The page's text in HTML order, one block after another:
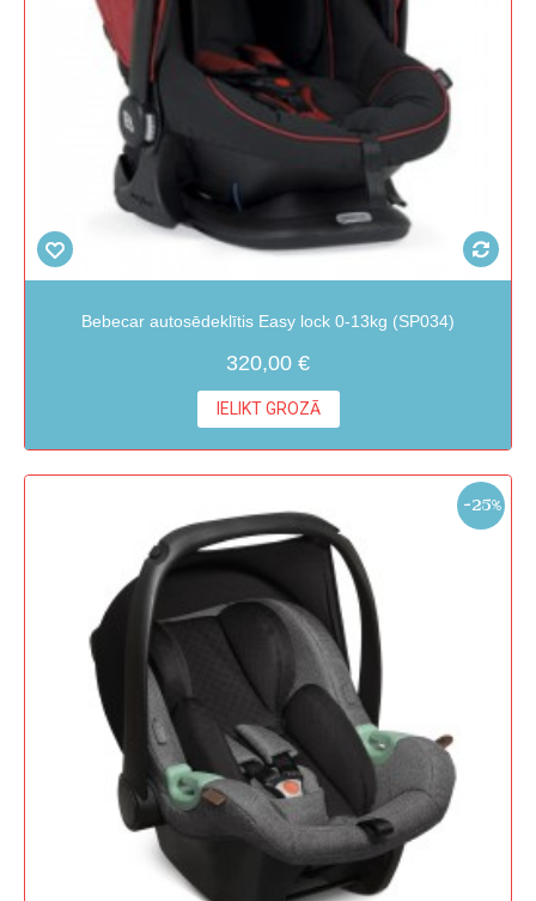
Bebecar autosēdeklītis Easy lock 0-13kg (SP034)
320,00 €
IELIKT GROZĀ
-25%